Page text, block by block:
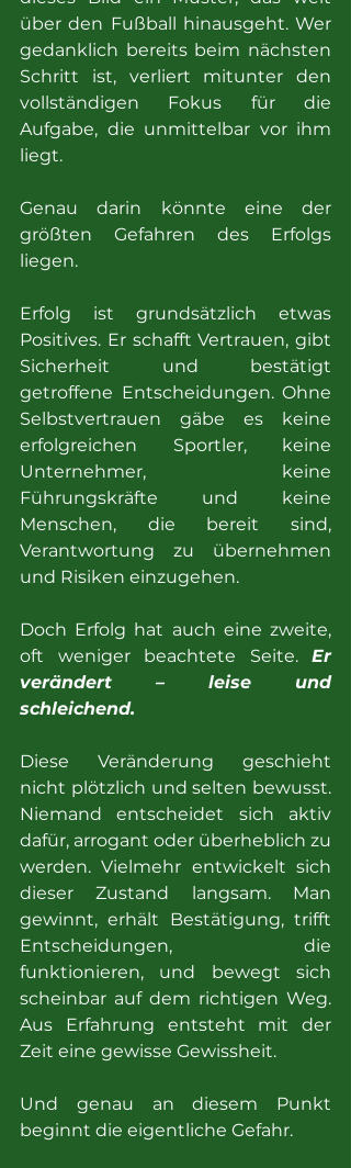
über den Fußball hinausgeht. Wer
gedanklich bereits beim nächsten
Schritt ist, verliert mitunter den
vollständigen Fokus für die
Aufgabe, die unmittelbar vor ihm
liegt.
Genau darin könnte eine der
größten Gefahren des Erfolgs
liegen.
Erfolg ist grundsätzlich etwas
Positives. Er schafft Vertrauen, gibt
Sicherheit und bestätigt
getroffene Entscheidungen. Ohne
Selbstvertrauen gäbe es keine
erfolgreichen Sportler, keine
Unternehmer, keine
Führungskräfte und keine
Menschen, die bereit sind,
Verantwortung zu übernehmen
und Risiken einzugehen.
Doch Erfolg hat auch eine zweite,
oft weniger beachtete Seite. Er
verändert – leise und
schleichend.
Diese Veränderung geschieht
nicht plötzlich und selten bewusst.
Niemand entscheidet sich aktiv
dafür, arrogant oder überheblich zu
werden. Vielmehr entwickelt sich
dieser Zustand langsam. Man
gewinnt, erhält Bestätigung, trifft
Entscheidungen, die
funktionieren, und bewegt sich
scheinbar auf dem richtigen Weg.
Aus Erfahrung entsteht mit der
Zeit eine gewisse Gewissheit.
Und genau an diesem Punkt
beginnt die eigentliche Gefahr.